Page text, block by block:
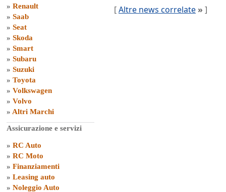
» Renault
» Saab
» Seat
» Skoda
» Smart
» Subaru
» Suzuki
» Toyota
» Volkswagen
» Volvo
» Altri Marchi
Assicurazione e servizi
» RC Auto
» RC Moto
» Finanziamenti
» Leasing auto
» Noleggio Auto
[Altre news correlate » ]